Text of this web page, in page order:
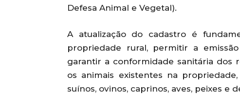
Defesa Animal e Vegetal).
A atualização do cadastro é
propriedade rural, permitir a
garantir a conformidade sanitária dos
os animais existentes na
suínos, ovinos, caprinos, aves, peixes e